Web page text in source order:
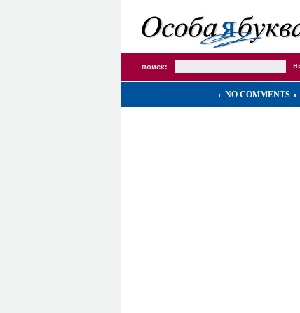
поиск:
NO COMMENTS